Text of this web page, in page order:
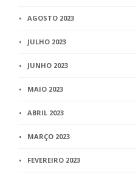
AGOSTO 2023
JULHO 2023
JUNHO 2023
MAIO 2023
ABRIL 2023
MARÇO 2023
FEVEREIRO 2023